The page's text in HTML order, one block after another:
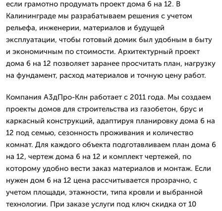
если грамотно продумать проект дома 6 на 12. В
Калининграде мы разрабатываем решения с учетом
рельефа, инженерии, материалов и будущей
эксплуатации, чтобы готовый домик был удобным в быту
и экономичным по стоимости. Архитектурный проект
дома 6 на 12 позволяет заранее просчитать план, нагрузку
на фундамент, расход материалов и точную цену работ.
Компания А3дПро-Клн работает с 2011 года. Мы создаем
проекты домов для строительства из газобетон, брус и
каркасный конструкций, адаптируя планировку дома 6 на
12 под семью, сезонность проживания и количество
комнат. Для каждого объекта подготавливаем план дома 6
на 12, чертеж дома 6 на 12 и комплект чертежей, по
которому удобно вести заказ материалов и монтаж. Если
нужен дом 6 на 12 цена рассчитывается прозрачно, с
учетом площади, этажности, типа кровли и выбранной
технологии. При заказе услуги под ключ скидка от 10